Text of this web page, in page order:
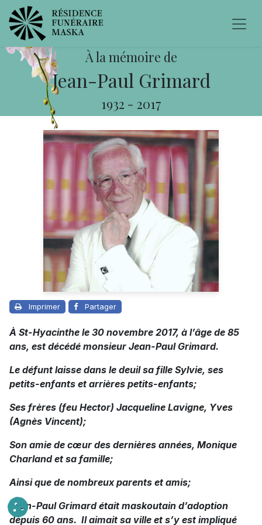
À la mémoire de
Jean-Paul Grimard
1932 - 2017
Imprimer Partager
À St-Hyacinthe le 30 novembre 2017, à l’âge de 85
ans, est décédé monsieur Jean-Paul Grimard.
Le défunt laisse dans le deuil sa fille Sylvie, ses
petits-enfants et arrières petits-enfants;
Ses frères (feu Hector) Jacqueline Lavigne, Yves
(Agnès Vincent);
Son amie de cœur des dernières années, Monique
Charland et sa famille;
Ainsi que de nombreux parents et amis;
Jean-Paul Grimard était maskoutain d’adoption
depuis 60 ans. Il aimait sa ville et s’y est impliqué